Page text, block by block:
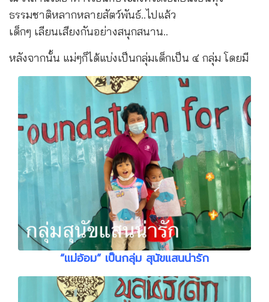
ธรรมชาติหลากหลายสัตว์พันธ์..ไปแล้ว
เด็กๆ เลียนเสียงกันอย่างสนุกสนาน..
หลังจากนั้น แม่ๆก็ได้แบ่งเป็นกลุ่มเด็กเป็น ๔ กลุ่ม โดยมี
“แม่อ้อม” เป็นกลุ่ม สุนัขแสนน่ารัก